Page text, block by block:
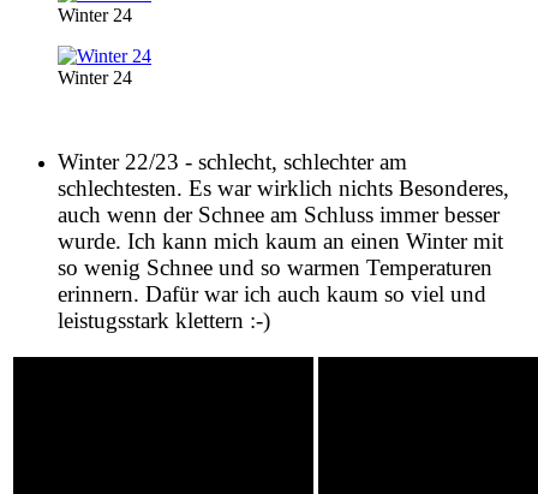
Winter 24
Winter 24
Winter 22/23 - schlecht, schlechter am
schlechtesten. Es war wirklich nichts Besonderes,
auch wenn der Schnee am Schluss immer besser
wurde. Ich kann mich kaum an einen Winter mit
so wenig Schnee und so warmen Temperaturen
erinnern. Dafür war ich auch kaum so viel und
leistugsstark klettern :-)